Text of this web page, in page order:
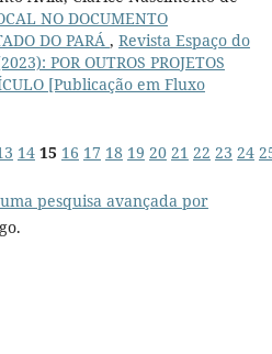
NO DOCUMENTO
DO PARÁ , Revista Espaço do
POR OUTROS PROJETOS
[Publicação em Fluxo
14 15 16 17 18 19 20 21 22 23 24
pesquisa avançada por